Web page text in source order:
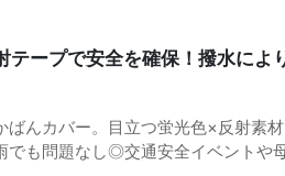
テープで安全を確保！撥水によ
ばんカバー。目立つ蛍光色×反射素
でも問題なし◎交通安全イベントや